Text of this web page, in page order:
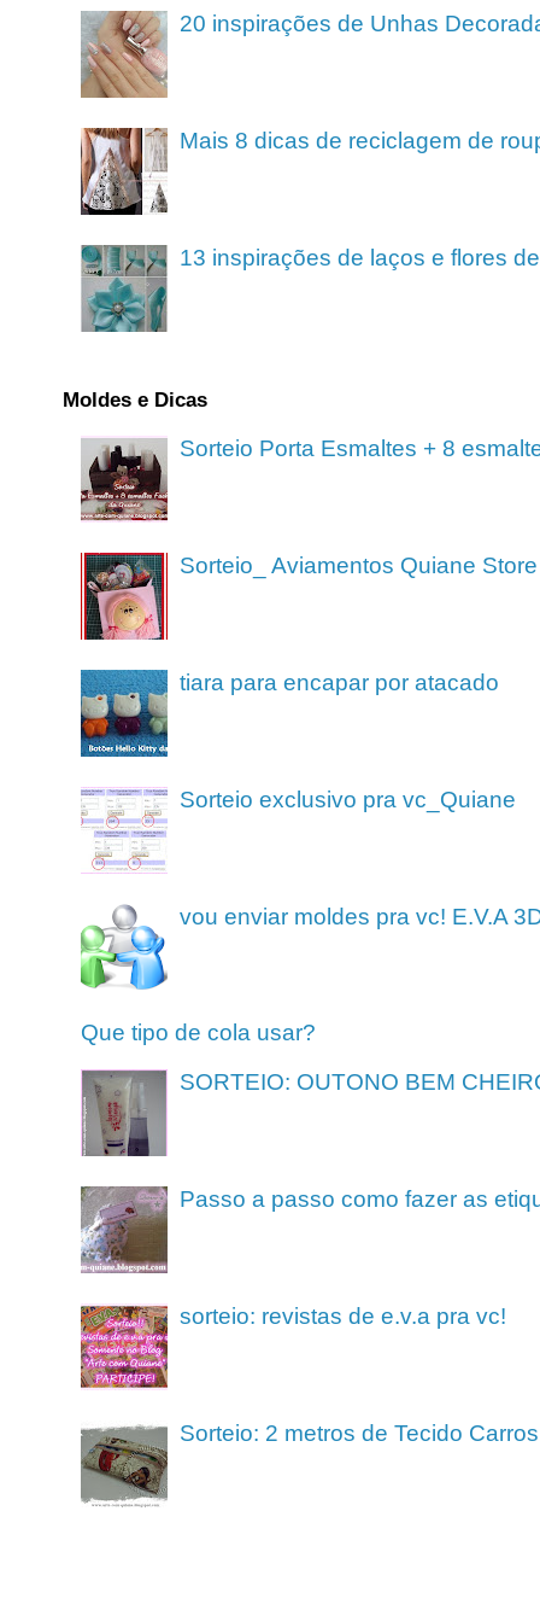
20 inspirações de Unhas
Mais 8 dicas de reciclagem de
13 inspirações de laços e flores
Moldes e Dicas
Sorteio Porta Esmaltes + 8
Sorteio_ Aviamentos Quiane Store
tiara para encapar por atacado
Sorteio exclusivo pra vc_Quiane
vou enviar moldes pra vc! E.V.A
Que tipo de cola usar?
SORTEIO: OUTONO BEM
Passo a passo como fazer as
sorteio: revistas de e.v.a pra vc!
Sorteio: 2 metros de Tecido Carros